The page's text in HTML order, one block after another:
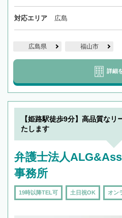
対応エリア 広島
広島県 福山市
詳細
【姫路駅徒歩9分】高品質な
たします
弁護士法人
事務所
19時以降TEL可 土日祝OK オン